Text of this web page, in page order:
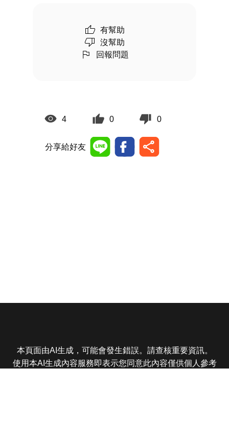
有幫助
沒幫助
回報問題
4 0 0
分享給好友
本頁面由AI生成，可能會發生錯誤。請查核重要資訊。
使用本AI生成內容服務即表示您同意此內容僅供個人參考